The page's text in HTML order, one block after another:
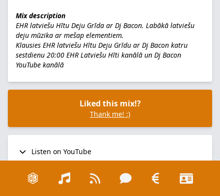
Mix description
EHR latviešu Hītu Deju Grīda ar Dj Bacon. Labākā latviešu
deju mūzika ar mešap elementiem.
Klausies EHR latviešu Hītu Deju Grīdu ar Dj Bacon katru
sestdienu 20:00 EHR Latviešu Hīti kanālā un Dj Bacon
YouTube kanālā
Liked this mix!?
Thank me! :)
Listen on YouTube